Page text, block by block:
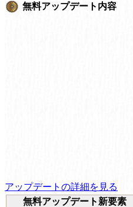
無料アップデート内容
アップデートの詳細を見る
無料アップデート新要素